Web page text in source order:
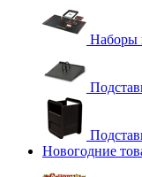
Наборы
Новогодние